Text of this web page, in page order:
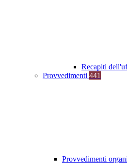
Recapiti
Provvedimenti 441
Provvedimenti